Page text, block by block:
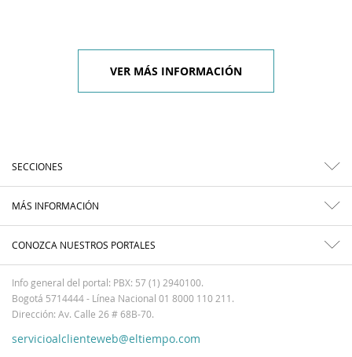
VER MÁS INFORMACIÓN
SECCIONES
MÁS INFORMACIÓN
CONOZCA NUESTROS PORTALES
Info general del portal: PBX: 57 (1) 2940100.
Bogotá 5714444 - Línea Nacional 01 8000 110 211.
Dirección: Av. Calle 26 # 68B-70.
servicioalclienteweb@eltiempo.com